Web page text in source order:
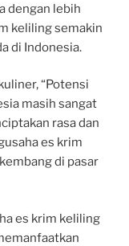
dengan lebih
keliling semakin
di Indonesia.
“Potensi
masih sangat
rasa dan
es krim
di pasar
es krim keliling